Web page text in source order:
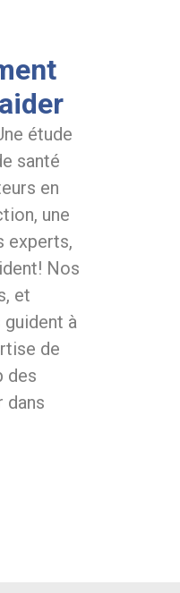
étude
santé
en
une
experts,
Nos
et
à
de
des
dans